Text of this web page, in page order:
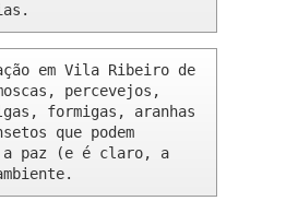
em Vila Ribeiro de
percevejos,
formigas, aranhas
que podem
a paz (e é claro, a